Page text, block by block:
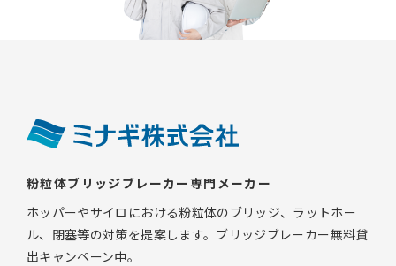
粉粒体ブリッジブレーカー専門メーカー
ホッパーやサイロにおける粉粒体のブリッジ、ラットホー
ル、閉塞等の対策を提案します。ブリッジブレーカー無料貸
出キャンペーン中。